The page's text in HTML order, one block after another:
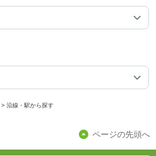
> 沿線・駅から探す
ページの先頭へ